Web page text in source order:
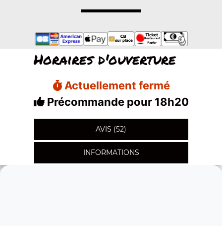
Horaires d'ouverture
Actuellement fermé
Précommande pour 18h20
AVIS (52)
INFORMATIONS